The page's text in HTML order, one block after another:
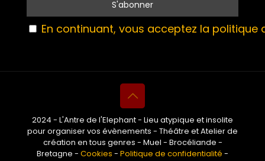
En continuant, vous acceptez la politique
2024 - L'Antre de l'Elephant - Lieu atypique et insolite
pour organiser vos évènements - Théâtre et Atelier de
création en tous genres - Muel - Brocéliande -
Bretagne - Cookies - Politique de confidentialité -